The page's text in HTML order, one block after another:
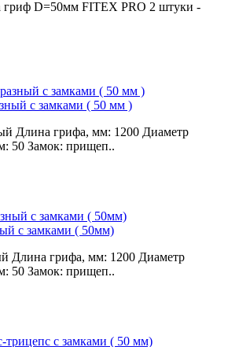
гриф D=50мм FITEX PRO 2 штуки -
с замками ( 50 мм )
Длина грифа, мм: 1200 Диаметр
50 Замок: прищеп..
с замками ( 50мм)
Длина грифа, мм: 1200 Диаметр
50 Замок: прищеп..